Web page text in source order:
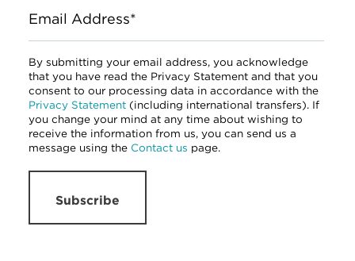
Email Address*
By submitting your email address, you acknowledge
that you have read the Privacy Statement and that you
consent to our processing data in accordance with the
Privacy Statement (including international transfers). If
you change your mind at any time about wishing to
receive the information from us, you can send us a
message using the Contact us page.
Subscribe